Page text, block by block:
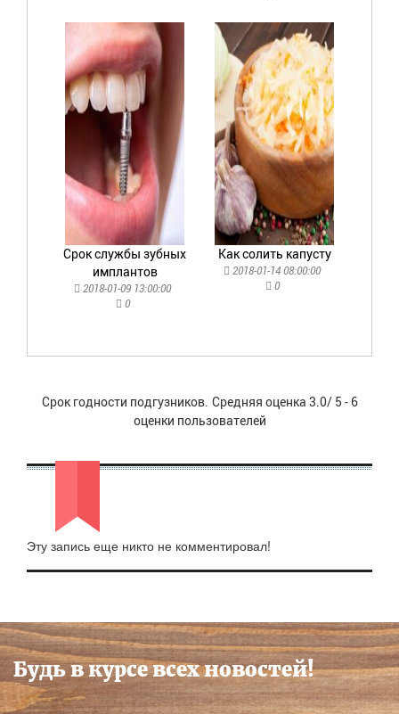
Срок службы зубных
имплантов
2018-01-09 13:00:00
0
Как солить капусту
2018-01-14 08:00:00
0
Срок годности подгузников. Средняя оценка 3.0/ 5 - 6
оценки пользователей
Эту запись еще никто не комментировал!
Будь в курсе всех новостей!